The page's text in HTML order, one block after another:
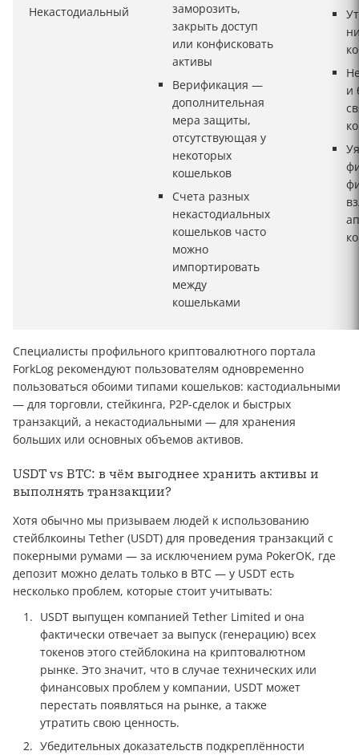
Некастодиальный
заморозить,
закрыть доступ
или конфисковать
активы
Верификация —
дополнительная
мера защиты,
отсутствующая у
некоторых
кошельков
Счета разных
некастодиальных
кошельков часто
можно
импортировать
между
кошельками
и
Специалисты профильного криптовалютного портала
ForkLog рекомендуют пользователям одновременно
пользоваться обоими типами кошельков: кастодиальными
— для торговли, стейкинга, P2P-сделок и быстрых
транзакций, а некастодиальными — для хранения
больших или основных объемов активов.
USDT vs BTC: в чём выгоднее хранить активы и
выполнять транзакции?
Хотя обычно мы призываем людей к использованию
стейблкоины Tether (USDT) для проведения транзакций с
покерными румами — за исключением рума PokerOK, где
депозит можно делать только в BTC — у USDT есть
несколько проблем, которые стоит учитывать:
USDT выпущен компанией Tether Limited и она
фактически отвечает за выпуск (генерацию) всех
токенов этого стейблокина на криптовалютном
рынке. Это значит, что в случае технических или
финансовых проблем у компании, USDT может
перестать появляться на рынке, а также
утратить свою ценность.
Убедительных доказательств подкреплённости